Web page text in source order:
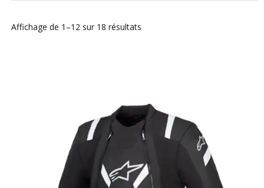
Affichage de 1–12 sur 18 résultats